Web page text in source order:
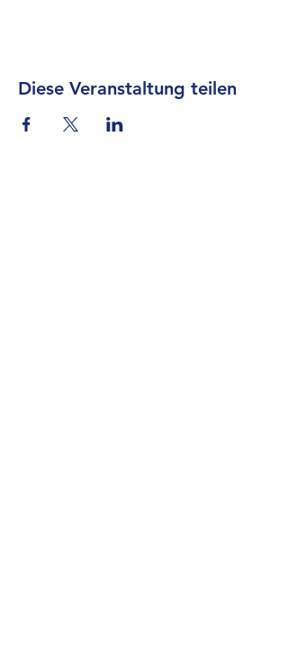
Diese Veranstaltung teilen